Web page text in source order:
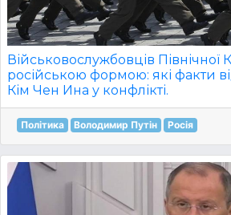
Військовослужбовців Північної
російською формою: які факти
Кім Чен Ина у конфлікті.
Політика Володимир Путін Росія